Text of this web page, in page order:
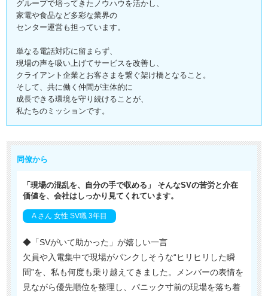
グループで培ってきたノウハウを活かし、
家電や食品など多彩な業界の
センター運営も担っています。
単なる電話対応に留まらず、
現場の声を吸い上げてサービスを改善し、
クライアント企業とお客さまを繋ぐ架け橋となること。
そして、共に働く仲間が主体的に
成長できる環境を守り続けることが、
私たちのミッションです。
同僚から
「現場の混乱を、自分の手で収める」 そんなSVの苦労と介在
価値を、会社はしっかり見てくれています。
A さん 女性 SV職 3年目
◆「SVがいて助かった」が嬉しい一言
欠員や入電集中で現場がパンクしそうな“ヒリヒリした瞬
間”を、私も何度も乗り越えてきました。メンバーの表情を
見ながら優先順位を整理し、パニック寸前の現場を落ち着